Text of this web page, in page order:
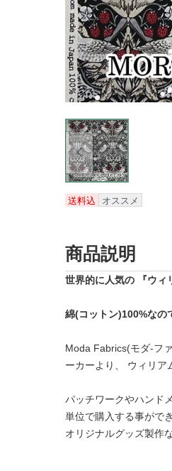
送料込 オススメ
商品説明
世界的に人気の 『ウ
綿(コットン)100%なの
Moda Fabrics(モダ-フ
ーカーより、 ウィリア
パッチワークやハンド
単位で購入する事ができ
オリジナルグッズ製作